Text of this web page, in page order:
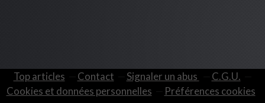
Top articles Contact Signaler un abus
C.G.U.
Cookies et données personnelles
Préférences cookies